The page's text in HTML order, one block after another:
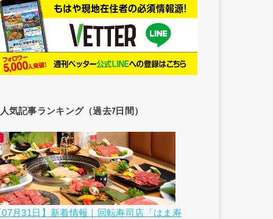
人気記事ランキング（過去7日間）
07月31日】新着情報｜回転寿司店「はま寿